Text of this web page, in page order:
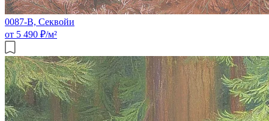
0087-B, Секвойи
от 5 490 ₽/м²